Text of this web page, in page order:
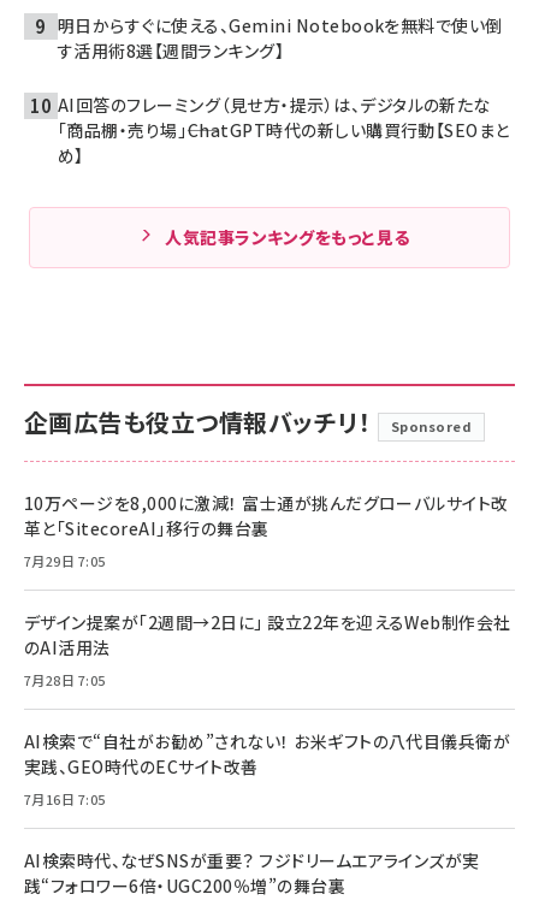
明日からすぐに使える、Gemini Notebookを無料で使い倒
す活用術8選【週間ランキング】
AI回答のフレーミング（見せ方・提示）は、デジタルの新たな
「商品棚・売り場」――ChatGPT時代の新しい購買行動【SEOまと
め】
人気記事ランキングをもっと見る
企画広告も役立つ情報バッチリ！ Sponsored
10万ページを8,000に激減！ 富士通が挑んだグローバルサイト改
革と「SitecoreAI」移行の舞台裏
7月29日 7:05
デザイン提案が「2週間→2日に」 設立22年を迎えるWeb制作会社
のAI活用法
7月28日 7:05
AI検索で“自社がお勧め”されない！ お米ギフトの八代目儀兵衛が
実践、GEO時代のECサイト改善
7月16日 7:05
AI検索時代、なぜSNSが重要？ フジドリームエアラインズが実
践“フォロワー6倍・UGC200％増”の舞台裏